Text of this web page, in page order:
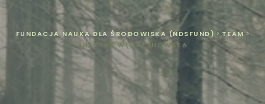
FUNDACJA NAUKA DLA ŚRODOWISKA (NDSFUND) > TEAM >
JUSTYNA WĘGRZYNOWSKA